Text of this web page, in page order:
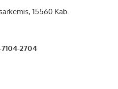
15560 Kab.
7104-2704